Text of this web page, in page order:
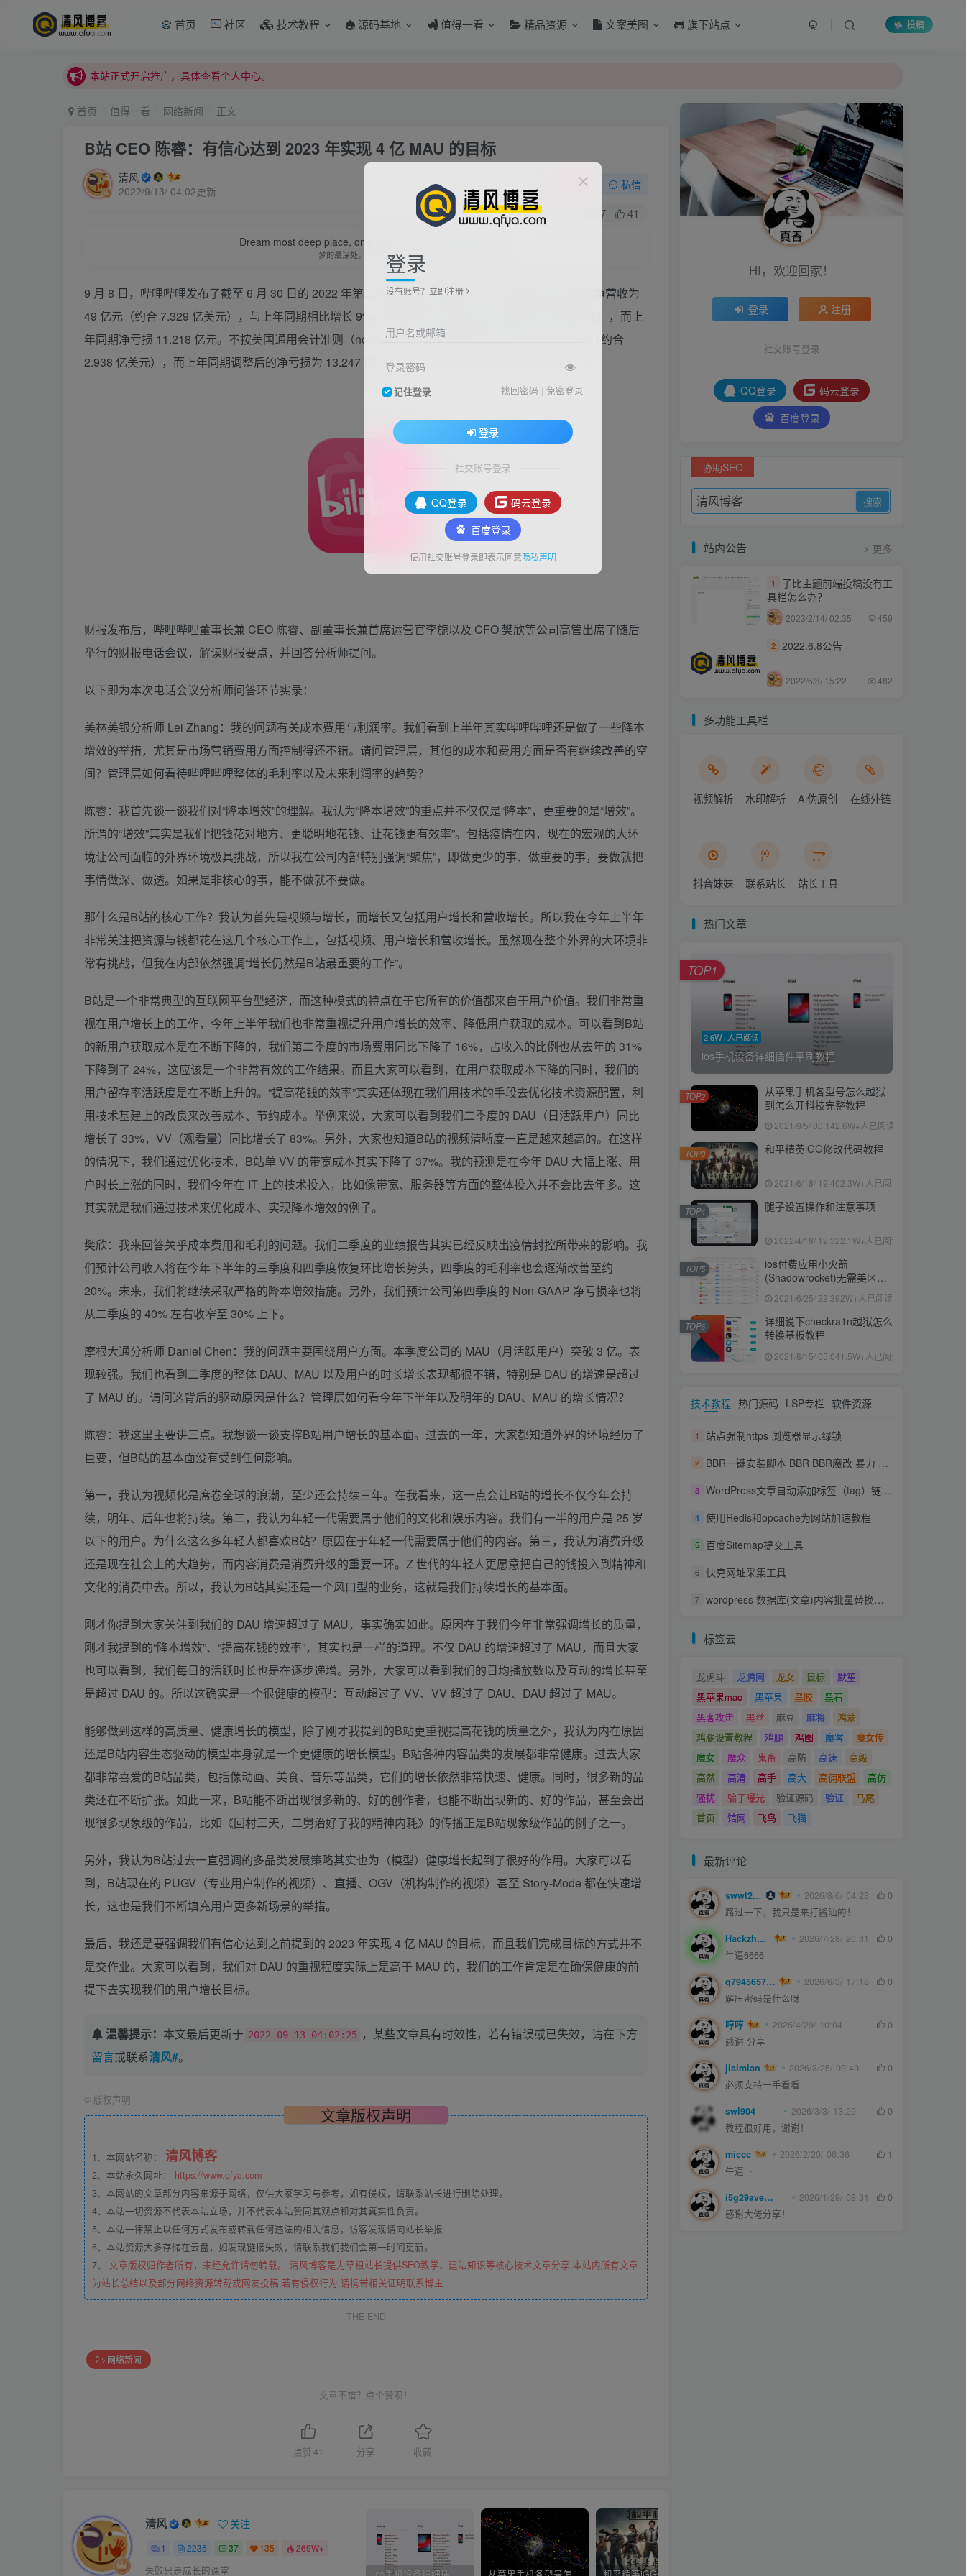
首页 社区 技术教程 源码基地 值得一看 精品资源 文案美图 旗下站点 投稿
本站正式开启推广，具体查看个人中心。
本站正式开启推广，具体查看个人中心。
首页 值得一看 网络新闻 正文
B站 CEO 陈睿：有信心达到 2023 年实现 4 亿 MAU 的目标
清风
2022/9/13/ 04:02更新
关注 私信
537 41
Dream most deep place, only then the smile is not tired.
梦的最深处，只有微笑不累
9 月 8 日，哔哩哔哩发布了截至 6 月 30 日的 2022 年第二季度财报。财报显示，哔哩哔哩第二季度总净营收为
49 亿元（约合 7.329 亿美元），与上年同期相比增长 9%。净亏损为 20.104 亿元（约合 3.002 亿美元），而上
年同期净亏损 11.218 亿元。不按美国通用会计准则（non-GAAP），调整后的净亏损为 19.679 亿元（约合
2.938 亿美元），而上年同期调整后的净亏损为 13.247 亿元。
财报发布后，哔哩哔哩董事长兼 CEO 陈睿、副董事长兼首席运营官李旎以及 CFO 樊欣等公司高管出席了随后
举行的财报电话会议，解读财报要点，并回答分析师提问。
以下即为本次电话会议分析师问答环节实录：
美林美银分析师 Lei Zhang：我的问题有关成本费用与利润率。我们看到上半年其实哔哩哔哩还是做了一些降本
增效的举措，尤其是市场营销费用方面控制得还不错。请问管理层，其他的成本和费用方面是否有继续改善的空
间？管理层如何看待哔哩哔哩整体的毛利率以及未来利润率的趋势？
陈睿：我首先谈一谈我们对“降本增效”的理解。我认为“降本增效”的重点并不仅仅是“降本”，更重要的是“增效”。
所谓的“增效”其实是我们“把钱花对地方、更聪明地花钱、让花钱更有效率”。包括疫情在内，现在的宏观的大环
境让公司面临的外界环境极具挑战，所以我在公司内部特别强调“聚焦”，即做更少的事、做重要的事，要做就把
事情做深、做透。如果是非核心的事，能不做就不要做。
那什么是B站的核心工作？我认为首先是视频与增长，而增长又包括用户增长和营收增长。所以我在今年上半年
非常关注把资源与钱都花在这几个核心工作上，包括视频、用户增长和营收增长。虽然现在整个外界的大环境非
常有挑战，但我在内部依然强调“增长仍然是B站最重要的工作”。
B站是一个非常典型的互联网平台型经济，而这种模式的特点在于它所有的价值都来自于用户价值。我们非常重
视在用户增长上的工作，今年上半年我们也非常重视提升用户增长的效率、降低用户获取的成本。可以看到B站
的新用户获取成本是在不断下降的，我们第二季度的市场费用同比下降了 16%，占收入的比例也从去年的 31%
下降到了 24%，这应该是一个非常有效的工作结果。而且大家可以看到，在用户获取成本下降的同时，我们的
用户留存率活跃度是在不断上升的。“提高花钱的效率”其实还体现在我们用技术的手段去优化技术资源配置，利
用技术基建上的改良来改善成本、节约成本。举例来说，大家可以看到我们二季度的 DAU（日活跃用户）同比
增长了 33%，VV（观看量）同比增长了 83%。另外，大家也知道B站的视频清晰度一直是越来越高的。在这样
的情况下，我们通过优化技术，B站单 VV 的带宽成本其实下降了 37%。我的预测是在今年 DAU 大幅上涨、用
户时长上涨的同时，我们今年在 IT 上的技术投入，比如像带宽、服务器等方面的整体投入并不会比去年多。这
其实就是我们通过技术来优化成本、实现降本增效的例子。
樊欣：我来回答关乎成本费用和毛利的问题。我们二季度的业绩报告其实已经反映出疫情封控所带来的影响。我
们预计公司收入将在今年下半年的三季度和四季度恢复环比增长势头，四季度的毛利率也会逐渐改善至约
20%。未来，我们将继续采取严格的降本增效措施。另外，我们预计公司第四季度的 Non-GAAP 净亏损率也将
从二季度的 40% 左右收窄至 30% 上下。
摩根大通分析师 Daniel Chen：我的问题主要围绕用户方面。本季度公司的 MAU（月活跃用户）突破 3 亿。表
现较强。我们也看到二季度的整体 DAU、MAU 以及用户的时长增长表现都很不错，特别是 DAU 的增速是超过
了 MAU 的。请问这背后的驱动原因是什么？管理层如何看今年下半年以及明年的 DAU、MAU 的增长情况？
陈睿：我这里主要讲三点。我想谈一谈支撑B站用户增长的基本面。过去的一年，大家都知道外界的环境经历了
巨变，但B站的基本面没有受到任何影响。
第一，我认为视频化是席卷全球的浪潮，至少还会持续三年。在我看来，这一点会让B站的增长不仅今年会持
续，明年、后年也将持续。第二，我认为年轻一代需要属于他们的文化和娱乐内容。我们有一半的用户是 25 岁
以下的用户。为什么这么多年轻人都喜欢B站？原因在于年轻一代需要属于他们的内容。第三，我认为消费升级
还是现在社会上的大趋势，而内容消费是消费升级的重要一环。Z 世代的年轻人更愿意把自己的钱投入到精神和
文化的消费中去。所以，我认为B站其实还是一个风口型的业务，这就是我们持续增长的基本面。
刚才你提到大家关注到我们的 DAU 增速超过了 MAU，事实确实如此。原因在于我们今年非常强调增长的质量，
刚才我提到的“降本增效”、“提高花钱的效率”，其实也是一样的道理。不仅 DAU 的增速超过了 MAU，而且大家
也可以看到，我们每日的活跃时长也是在逐步递增。另外，大家可以看到我们的日均播放数以及互动的增长甚至
是超过 DAU 的。所以这确实是一个很健康的模型：互动超过了 VV、VV 超过了 DAU、DAU 超过了 MAU。
能够做到这样的高质量、健康增长的模型，除了刚才我提到的B站更重视提高花钱的质量之外，我认为内在原因
还是B站内容生态驱动的模型本身就是一个更健康的增长模型。B站各种内容品类的发展都非常健康。过去大家
都非常喜爱的B站品类，包括像动画、美食、音乐等品类，它们的增长依然非常快速、健康。同时，很多新的品
类还在不断扩张。如此一来，B站能不断出现很多新的、好的创作者，也能不断出现新的、好的作品，甚至会出
现很多现象级的作品，比如《回村三天，二舅治好了我的精神内耗》的传播正是B站现象级作品的例子之一。
另外，我认为B站过去一直强调的多品类发展策略其实也为（模型）健康增长起到了很好的作用。大家可以看
到，B站现在的 PUGV（专业用户制作的视频）、直播、OGV（机构制作的视频）甚至 Story-Mode 都在快速增
长，这也是我们不断填充用户更多新场景的举措。
最后，我还是要强调我们有信心达到之前提到的 2023 年实现 4 亿 MAU 的目标，而且我们完成目标的方式并不
是交作业。大家可以看到，我们对 DAU 的重视程度实际上是高于 MAU 的，我们的工作肯定是在确保健康的前
提下去实现我们的用户增长目标。
温馨提示： 本文最后更新于 2022-09-13 04:02:25
，某些文章具有时效性，若有错误或已失效，请在下方
留言或联系清风#。
© 版权声明
文章版权声明
1、本网站名称： 清风博客
2、本站永久网址： https://www.qfya.com
3、本网站的文章部分内容来源于网络，仅供大家学习与参考，如有侵权，请联系站长进行删除处理。
4、本站一切资源不代表本站立场，并不代表本站赞同其观点和对其真实性负责。
5、本站一律禁止以任何方式发布或转载任何违法的相关信息，访客发现请向站长举报
6、本站资源大多存储在云盘，如发现链接失效，请联系我们我们会第一时间更新。
7、 文章版权归作者所有，未经允许请勿转载。 清风博客是为草根站长提供SEO教学、建站知识等核心技术文章分享,本站内所有文章
为站长总结以及部分网络资源转载或网友投稿,若有侵权行为,请携带相关证明联系博主
THE END
网络新闻
文章不错？点个赞呗！
点赞41 分享 收藏
清风 关注
1 2235 37 135 269W+
失败只是成长的课堂
HI，欢迎回家！
登录 注册
社交账号登录
QQ登录
码云登录
百度登录
协助SEO
站内公告 更多
1
子比主题前端投稿没有工
具栏怎么办？
2023/2/14/ 02:35 459
2 2022.6.8公告
2022/6/8/ 15:22 482
多功能工具栏
视频解析 水印解析 Ai伪原创 在线外链
抖音妹妹 联系站长 站长工具
热门文章
2.6W+人已阅读
ios手机设备详细插件平刷教程
TOP1
从苹果手机各型号怎么越狱
到怎么开科技完整教程
2021/9/5/ 00:142.6W+人已阅读
TOP2
和平精英iGG修改代码教程
2021/6/18/ 19:402.3W+人已阅读
TOP3
腿子设置操作和注意事项
2022/4/18/ 12:322.1W+人已阅读
TOP4
ios付费应用小火箭
(Shadowrocket)无需美区苹
2021/6/25/ 22:392W+人已阅读
TOP5
详细说下checkra1n越狱怎么
转换基板教程
2021/8/15/ 05:04 1.5W+人已阅读
TOP6
技术教程 热门源码 LSP专栏 软件资源
1 站点强制https 浏览器显示绿锁
2 BBR一键安装脚本 BBR BBR魔改 暴力 锐速(Lotsever)
3 WordPress文章自动添加标签（tag）链接变为内链
4 使用Redis和opcache为网站加速教程
5 百度Sitemap提交工具
6 快克网址采集工具
7 wordpress 数据库(文章)内容批量替换及删除修订版本的方法
标签云
龙虎斗 龙腾网 龙女 鼠标
默笙
黑苹果mac
黑苹果 黑胶
黑石
黑客攻击
黑丝 麻豆 麻将
鸿蒙
鸡腿设置教程
鸡腿 鸡图 魔客
魔女传
魔女
魔众 鬼畜 高防 高速
高级
高然
高清 高手 高大 高佣联盟
高仿
骚扰
骗子曝光 验证源码 验证
马尾
首页
馆网 飞鸟 飞猫
最新评论
swwl2457 2026/8/6/ 04:23
0
路过一下，我只是来打酱油的！
Hackzheng 2026/7/28/ 20:31
0
牛逼6666
q794565750 2026/6/3/ 17:18
0
解压密码是什么呀
哼哼 2026/4/29/ 10:04
0
感谢 分享
jisimian 2026/3/25/ 09:40
0
必须支持一手看看
swl904 2026/3/3/ 13:29
0
教程很好用，谢谢！
miccc 2026/2/20/ 06:36
1
牛逼
i5g29ave0m 2026/1/29/ 08:31
0
感谢大佬分享！
登录
没有账号？立即注册
用户名或邮箱
登录密码
记住登录 找回密码 | 免密登录
登录
社交账号登录
QQ登录
码云登录
百度登录
使用社交账号登录即表示同意隐私声明